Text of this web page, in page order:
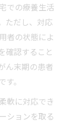
での療養生活
ただし、対応
者の状態によ
確認すること
ん末期の患者
。
軟に対応でき
ションを取る